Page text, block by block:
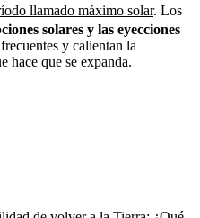
llamado máximo solar. Los
solares y las eyecciones
y calientan la
hace que se expanda.